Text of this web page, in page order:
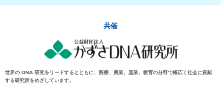
共催
世界の DNA 研究をリードするとともに、医療、農業、産業、教育の分野で幅広く社会に貢献
する研究所をめざしています。